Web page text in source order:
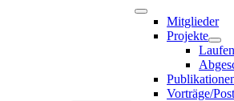
Mitglieder
Projekte
Vorträge/